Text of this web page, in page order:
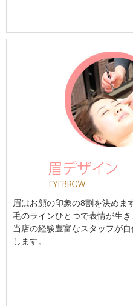
眉はお顔の印象の8割を決めま
毛のラインひとつで表情が生き
当店の経験豊富なスタッフが
します。